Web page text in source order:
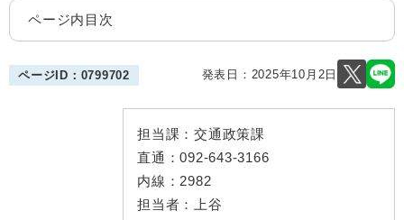
ページ内目次
ページID：0799702 発表日： 2025年10月2日
担当課： 交通政策課
直通：092-643-3166
内線： 2982
担当者：
上谷